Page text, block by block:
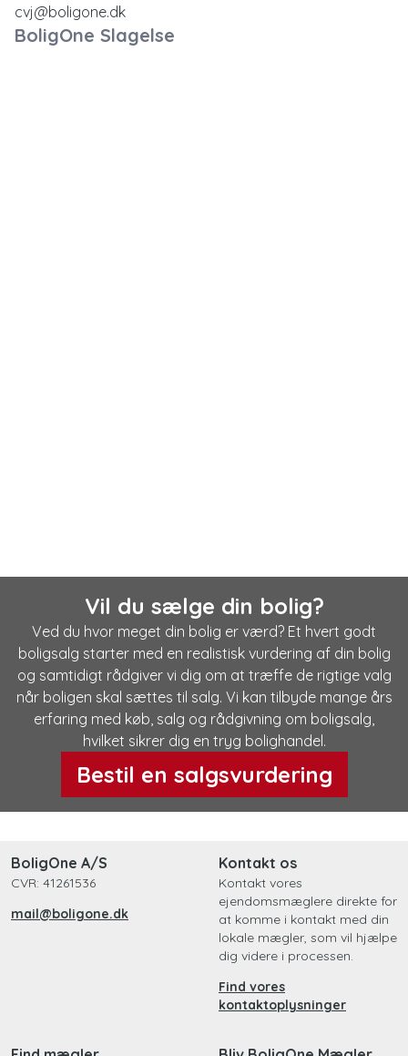
cvj@boligone.dk
BoligOne Slagelse
Vil du sælge din bolig?
Ved du hvor meget din bolig er værd? Et hvert godt
boligsalg starter med en realistisk vurdering af din bolig
og samtidigt rådgiver vi dig om at træffe de rigtige valg
når boligen skal sættes til salg. Vi kan tilbyde mange års
erfaring med køb, salg og rådgivning om boligsalg,
hvilket sikrer dig en tryg bolighandel.
Bestil en salgsvurdering
BoligOne A/S
CVR: 41261536
mail@boligone.dk
Kontakt os
Kontakt vores
ejendomsmæglere direkte for
at komme i kontakt med din
lokale mægler, som vil hjælpe
dig videre i processen.
Find vores
kontaktoplysninger